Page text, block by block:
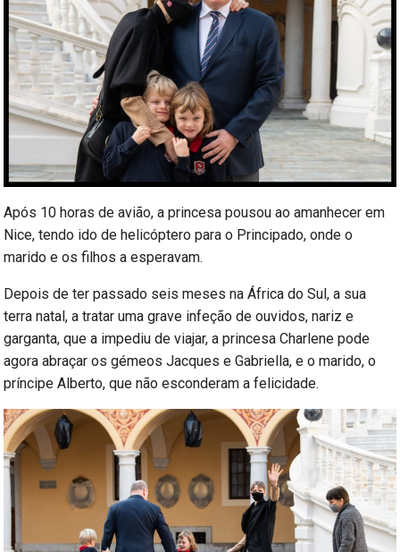
Após 10 horas de avião, a princesa pousou ao amanhecer em
Nice, tendo ido de helicóptero para o Principado, onde o
marido e os filhos a esperavam.
Depois de ter passado seis meses na África do Sul, a sua
terra natal, a tratar uma grave infeção de ouvidos, nariz e
garganta, que a impediu de viajar, a princesa Charlene pode
agora abraçar os gémeos Jacques e Gabriella, e o marido, o
príncipe Alberto, que não esconderam a felicidade.